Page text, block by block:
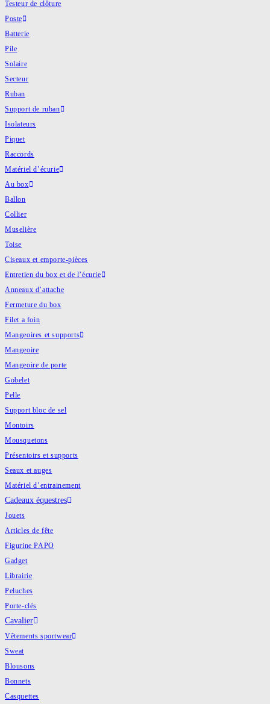
Testeur de clôture
Poste
Batterie
Pile
Solaire
Secteur
Ruban
Support de ruban
Isolateurs
Piquet
Raccords
Matériel d’écurie
Au box
Ballon
Collier
Muselière
Toise
Ciseaux et emporte-pièces
Entretien du box et de l’écurie
Anneaux d’attache
Fermeture du box
Filet a foin
Mangeoires et supports
Mangeoire
Mangeoire de porte
Gobelet
Pelle
Support bloc de sel
Montoirs
Mousquetons
Présentoirs et supports
Seaux et auges
Matériel d’entrainement
Cadeaux équestres
Jouets
Articles de fête
Figurine PAPO
Gadget
Librairie
Peluches
Porte-clés
Cavalier
Vêtements sportwear
Sweat
Blousons
Bonnets
Casquettes